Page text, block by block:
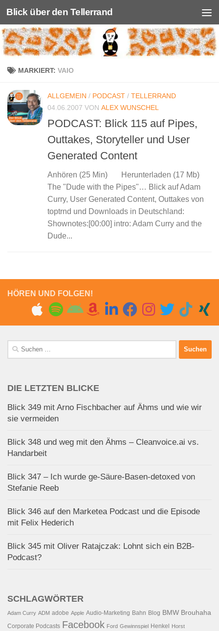
Unter dem Inhalt
Blick über den Tellerrand
MARKIERT: VAIO
ALLGEMEIN / PODCAST / TELLERRAND
04.06.2007 VON ALEX WUNSCHEL
PODCAST: Blick 115 auf Pipes,
Outtakes, Storyteller und User
Generated Content
Anhören (25 Min) Herunterladen (17 Mb)
The "Dude with the Pipes"… Blick auf Adam
Curry, User Generated Content, Outtakes von
toptrnd und Downloads in Deutschland:
Shownotes:[00:00] intro: Adam Curry and the
Dude...
HÖREN UND FOLGEN!
Suchen
nach:
DIE LETZTEN BLICKE
Blick 349 mit Arno Fischbacher auf Ähms und wie wir
sie vermeiden
Blick 348 und weg mit den Ähms – Cleanvoice.ai vs.
Handarbeit
Blick 347 – Ich wurde ge-Säure-Basen-detoxed von
Stefanie Reeb
Blick 346 auf den Marketea Podcast und die Episode
mit Felix Hederich
Blick 345 mit Oliver Ratajczak: Lohnt sich ein B2B-
Podcast?
SCHLAGWÖRTER
Adam Curry ADM adobe Apple Audio-Marketing Bahn Blog BMW Brouhaha
Corporate Podcasts Facebook Ford Gewinnspiel Henkel Horst